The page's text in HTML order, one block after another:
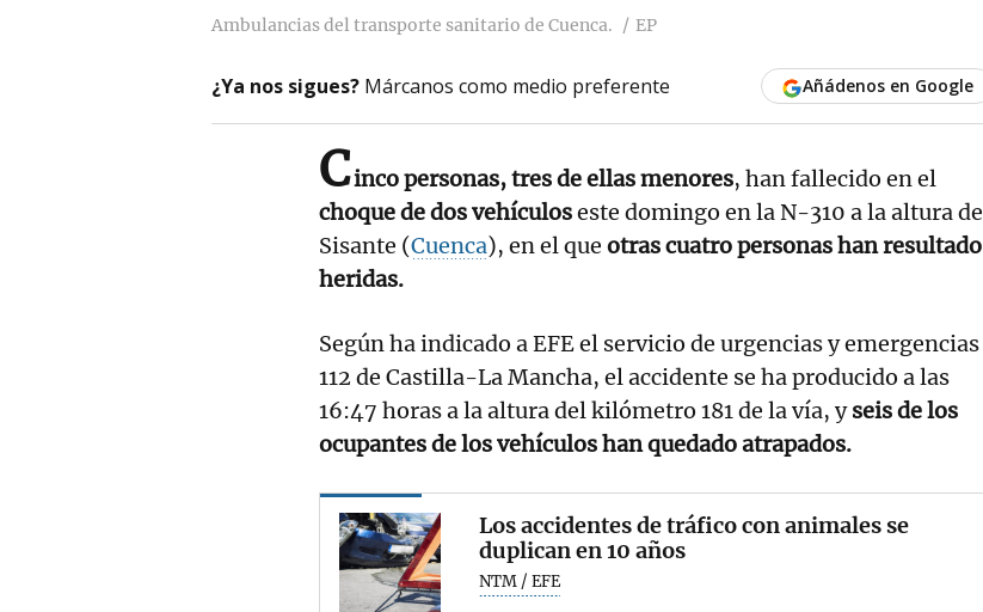
Ambulancias del transporte sanitario de Cuenca. EP
¿Ya nos sigues? Márcanos como medio preferente Añádenos en Google
Cinco personas, tres de ellas menores, han fallecido en el
choque de dos vehículoseste domingo en la N-310 a la altura de
Sisante (Cuenca), en el que otras cuatro personas han resultado
heridas.
Según ha indicado a EFE el servicio de urgencias y emergencias
112 de Castilla-La Mancha, el accidente se ha producido a las
16:47 horas a la altura del kilómetro 181 de la vía, yseis de los
ocupantes de los vehículos han quedado atrapados.
Los accidentes de tráfico con animales se
duplican en 10 años
NTM / EFE